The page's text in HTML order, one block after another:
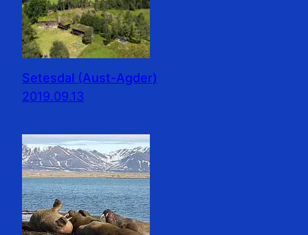
Setesdal (Aust-Agder)
2019.09.13